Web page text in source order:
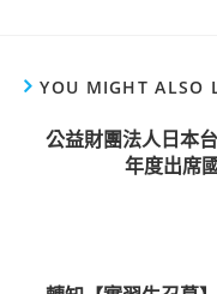
YOU MIGHT ALSO
公益財團法人日本
年度出席